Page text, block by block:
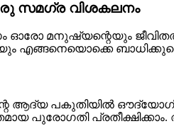
സമഗ്ര വിശകലനം
മനുഷ്യന്റെയും
എങ്ങനെയൊക്കെ
ആദ്യ പകുതിയിൽ ഔദ്യോഗിക
പുരോഗതി